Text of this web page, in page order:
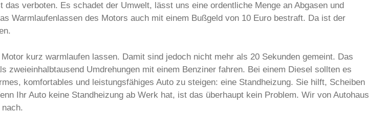
verboten. Es schadet der Umwelt, lässt uns eine ordentliche Menge an Abgasen und
Warmlaufenlassen des Motors auch mit einem Bußgeld von 10 Euro bestraft. Da ist der
kurz warmlaufen lassen. Damit sind jedoch nicht mehr als 20 Sekunden gemeint. Das
Umdrehungen mit einem Benziner fahren. Bei einem Diesel sollten es
komfortables und leistungsfähiges Auto zu steigen: eine Standheizung. Sie hilft, Scheiben
Ihr Auto keine Standheizung ab Werk hat, ist das überhaupt kein Problem. Wir von Autohaus